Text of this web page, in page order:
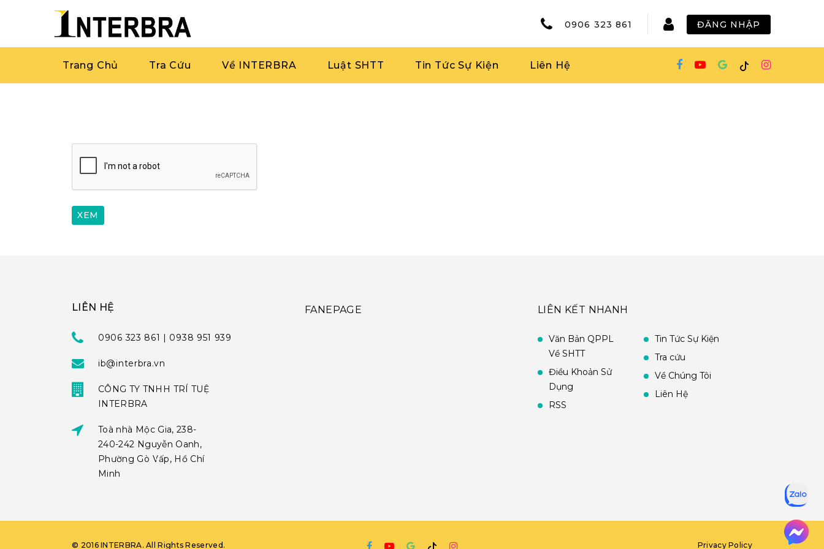
0906 323 861 ĐĂNG NHẬP
Trang Chủ Tra Cứu Về INTERBRA Luật SHTT Tin Tức Sự Kiện Liên Hệ
LIÊN HỆ
0906 323 861 | 0938 951 939
ib@interbra.vn
CÔNG TY TNHH TRÍ TUỆ
INTERBRA
Toà nhà Mộc Gia, 238-
240-242 Nguyễn Oanh,
Phường Gò Vấp, Hồ Chí
Minh
FANEPAGE LIÊN KẾT NHANH
Văn Bản QPPL
Về SHTT
Điều Khoản Sử
Dụng
RSS
Tin Tức Sự Kiện
Tra cứu
Về Chúng Tôi
Liên Hệ
© 2016 INTERBRA. All Rights Reserved. Privacy Policy